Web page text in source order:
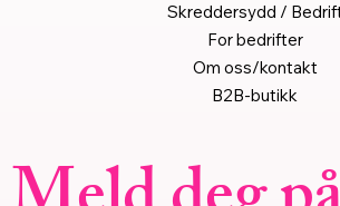
Skreddersydd /
For bedrifter
Om oss/kontakt
B2B-butikk